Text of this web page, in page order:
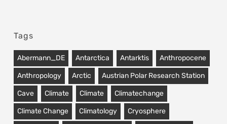
Tags
Abermann_DE Antarctica Antarktis Anthropocene
Anthropology Arctic Austrian Polar Research Station
Cave Climate Climate Climatechange
Climate Change Climatology Cryosphere